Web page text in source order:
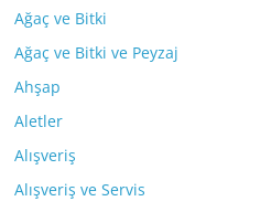
Ağaç ve Bitki
Ağaç ve Bitki ve Peyzaj
Ahşap
Aletler
Alışveriş
Alışveriş ve Servis